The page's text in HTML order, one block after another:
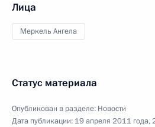
Лица
Меркель Ангела
Статус материала
Опубликован в разделе: Новости
Дата публикации: 19 апреля 2011 года,